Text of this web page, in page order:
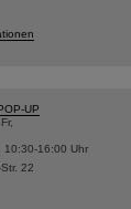
UP
10:30-16:00 Uhr
22